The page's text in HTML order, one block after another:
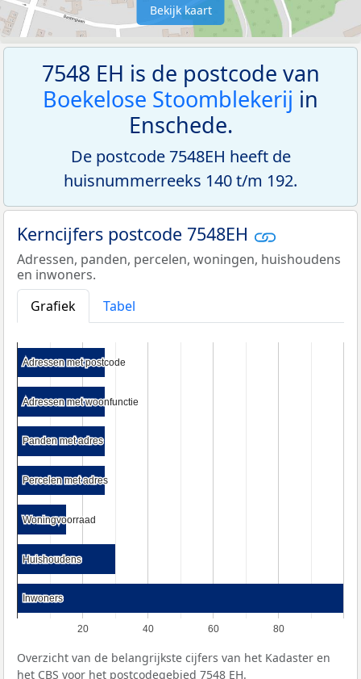
Bekijk kaart
7548 EH is de postcode van
Boekelose Stoomblekerij in
Enschede.
De postcode 7548EH heeft de
huisnummerreeks 140 t/m 192.
Kerncijfers postcode 7548EH
Adressen, panden, percelen, woningen, huishoudens
en inwoners.
Grafiek
Tabel
20 40 60 80
Adressen met postcode
Adressen met postcode
Adressen met woonfunctie
Adressen met woonfunctie
Panden met adres
Panden met adres
Percelen met adres
Percelen met adres
Woningvoorraad
Woningvoorraad
Huishoudens
Huishoudens
Inwoners
Inwoners
Overzicht van de belangrijkste cijfers van het Kadaster en
het CBS voor het postcodegebied 7548 EH.